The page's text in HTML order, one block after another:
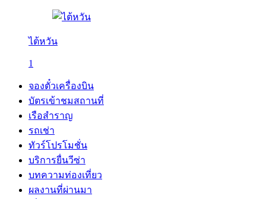
ไต้หวัน
1
จองตั๋วเครื่องบิน
บัตรเข้าชมสถานที่
เรือสำราญ
รถเช่า
ทัวร์โปรโมชั่น
บริการยื่นวีซ่า
บทความท่องเที่ยว
ผลงานที่ผ่านมา